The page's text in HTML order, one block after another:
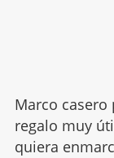
Marco casero
regalo muy
quiera